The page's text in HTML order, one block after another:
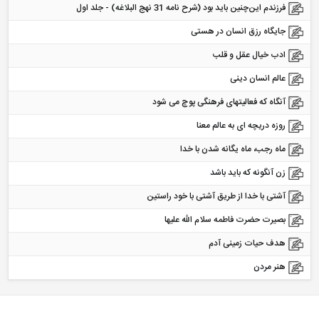
فرزندم این‌چنین باید بود (شرح نامه 31 نهج البلاغه) - جلد اول
جایگاه رزق انسان در هستی
ادب خیال عقل و قلب
عالم انسان دینی
آنگاه که فعالیتهای فرهنگی پوچ می شود
روزه دریچه ای به عالم معنا
ماه رجب، ماه یگانه شدن با خدا
زن آنگونه که باید باشد
آشتی با خدا از طریق آشتی با خود راستین
بصیرت حضرت فاطمه سلام الله علیها
هدف حیات زمینی آدم
هنر مردن